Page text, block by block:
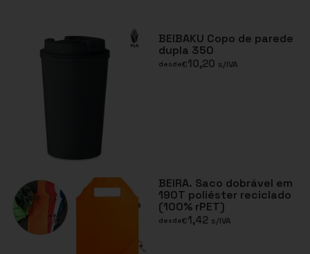
BEIBAKU Copo de parede
dupla 350
desde€10,20 s/IVA
BEIRA. Saco dobrável em
190T poliéster reciclado
(100% rPET)
desde€1,42 s/IVA